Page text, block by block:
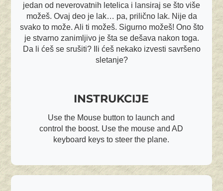
jedan od neverovatnih letelica i lansiraj se što više
možeš. Ovaj deo je lak… pa, prilično lak. Nije da
svako to može. Ali ti možeš. Sigurno možeš! Ono što
je stvarno zanimljivo je šta se dešava nakon toga.
Da li ćeš se srušiti? Ili ćeš nekako izvesti savršeno
sletanje?
INSTRUKCIJE
Use the Mouse button to launch and
control the boost. Use the mouse and AD
keyboard keys to steer the plane.